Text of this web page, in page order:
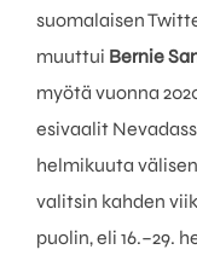
suomalaisen
muuttui Bernie
myötä vuonna
esivaalit
helmikuuta
valitsin kahden
puolin, eli 16.–29.